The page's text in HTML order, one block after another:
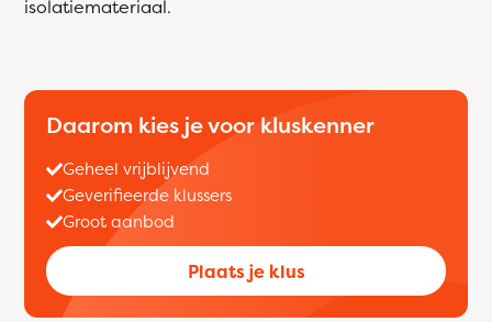
isolatiemateriaal.
Daarom kies je voor kluskenner
Geheel vrijblijvend
Geverifieerde klussers
Groot aanbod
Plaats je klus